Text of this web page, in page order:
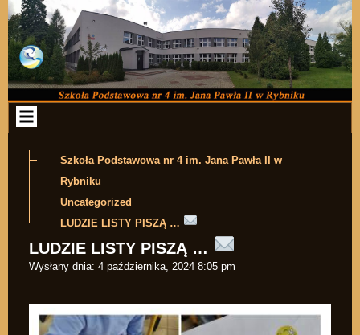
Przejdź do zawartości
Szkoła Podstawowa nr 4 im. Jana Pawła II w
Rybniku
Uncategorized
LUDZIE LISTY PISZĄ …
LUDZIE LISTY PISZĄ …
Wysłany dnia: 4 października, 2024 8:05 pm